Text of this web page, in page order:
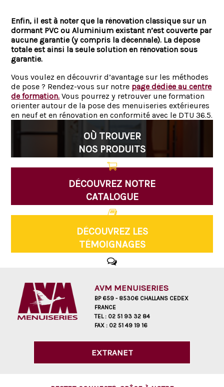
Enfin, il est à noter que la rénovation classique sur un
dormant PVC ou Aluminium existant n’est couverte par
aucune garantie (y compris la décennale). La dépose
totale est ainsi la seule solution en rénovation sous
garantie.
Vous voulez en découvrir d’avantage sur les méthodes
de pose ? Rendez-vous sur notre page dédiée au centre
de formation. Vous pourrez y retrouver une formation
orienter autour de la pose des menuiseries extérieures
en neuf et en rénovation en conformité avec le DTU 36.5.
OÙ TROUVER
NOS PRODUITS
DÉCOUVREZ NOTRE
CATALOGUE
DÉCOUVREZ LES
TÉMOIGNAGES
AVM MENUISERIES
BP 659 - 85306 CHALLANS CEDEX
FRANCE
TEL : 02 51 93 32 84
FAX : 02 51 49 19 16
EXTRANET